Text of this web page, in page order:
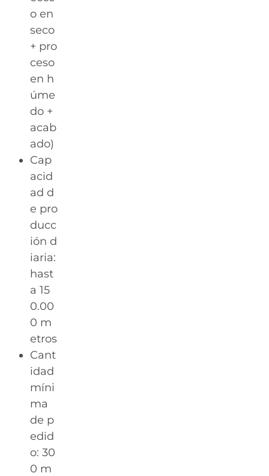
o en
seco
+ pro
ceso
en h
úme
do +
acab
ado)
Cap
acid
ad d
e pro
ducc
ión d
iaria:
hast
a 15
0.00
0 m
etros
Cant
idad
míni
ma
de p
edid
o: 30
0 m